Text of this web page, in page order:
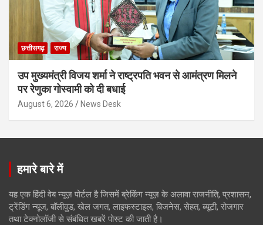
छत्तीसगढ़ राज्य
उप मुख्यमंत्री विजय शर्मा ने राष्ट्रपति भवन से आमंत्रण मिलने
पर रेणुका गोस्वामी को दी बधाई
August 6, 2026 News Desk
हमारे बारे में
यह एक हिंदी वेब न्यूज़ पोर्टल है जिसमें ब्रेकिंग न्यूज़ के अलावा राजनीति, प्रशासन,
ट्रेंडिंग न्यूज, बॉलीवुड, खेल जगत, लाइफस्टाइल, बिजनेस, सेहत, ब्यूटी, रोजगार
तथा टेक्नोलॉजी से संबंधित खबरें पोस्ट की जाती है।